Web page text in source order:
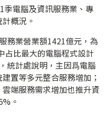
季電腦及資訊服務業、專
概況。
務業營業額1421億元，為
占比最大的電腦程式設計
統計處說明，主因爲電腦
置等多元整合服務增加；
端服務需求增加也推升資
。